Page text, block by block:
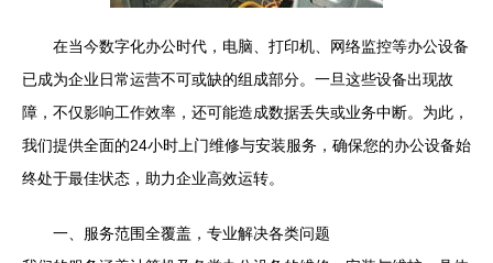
在当今数字化办公时代，电脑、打印机、网络监控等办公设备
已成为企业日常运营不可或缺的组成部分。一旦这些设备出现故
障，不仅影响工作效率，还可能造成数据丢失或业务中断。为此，
我们提供全面的24小时上门维修与安装服务，确保您的办公设备始
终处于最佳状态，助力企业高效运转。
一、服务范围全覆盖，专业解决各类问题